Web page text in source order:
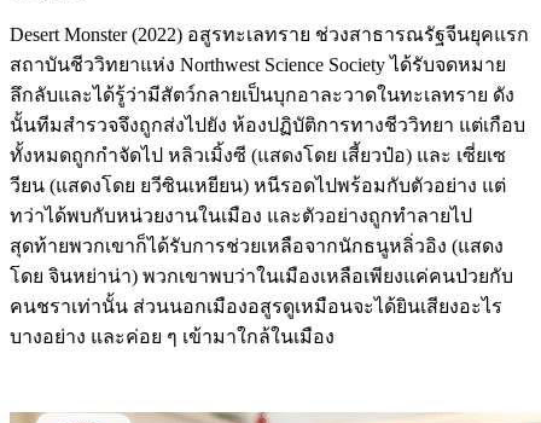
Desert Monster (2022) อสูรทะเลทราย ช่วงสาธารณรัฐจีนยุคแรก
สถาบันชีววิทยาแห่ง Northwest Science Society ได้รับจดหมาย
ลึกลับและได้รู้ว่ามีสัตว์กลายเป็นบุกอาละวาดในทะเลทราย ดัง
นั้นทีมสำรวจจึงถูกส่งไปยัง ห้องปฏิบัติการทางชีววิทยา แต่เกือบ
ทั้งหมดถูกกำจัดไป หลิวเมิ้งซี (แสดงโดย เสี้ยวป๋อ) และ เซี่ยเซ
วียน (แสดงโดย ยวีซินเหยียน) หนีรอดไปพร้อมกับตัวอย่าง แต่
ทว่าได้พบกับหน่วยงานในเมือง และตัวอย่างถูกทำลายไป
สุดท้ายพวกเขาก็ได้รับการช่วยเหลือจากนักธนูหลิ่วอิง (แสดง
โดย จินหย่าน่า) พวกเขาพบว่าในเมืองเหลือเพียงแค่คนป่วยกับ
คนชราเท่านั้น ส่วนนอกเมืองอสูรดูเหมือนจะได้ยินเสียงอะไร
บางอย่าง และค่อย ๆ เข้ามาใกล้ในเมือง